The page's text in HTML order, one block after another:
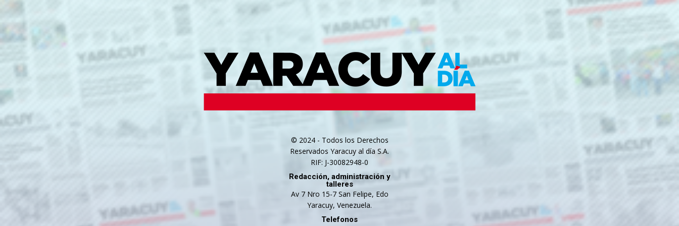
© 2024 - Todos los Derechos
Reservados Yaracuy al día S.A.
RIF: J-30082948-0
Redacción, administración y
talleres
Av 7 Nro 15-7 San Felipe, Edo
Yaracuy, Venezuela.
Telefonos